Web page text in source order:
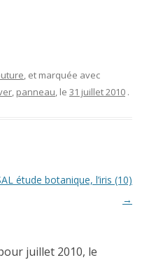
, et marquée avec
, panneau, le 31 juillet 2010 .
étude botanique, l’iris (10)
→
juillet 2010, le